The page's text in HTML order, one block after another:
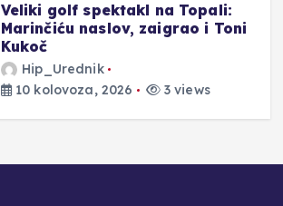
Veliki golf spektakl na Topali:
Marinčiću naslov, zaigrao i Toni
Kukoč
Hip_Urednik
10 kolovoza, 2026
3 views